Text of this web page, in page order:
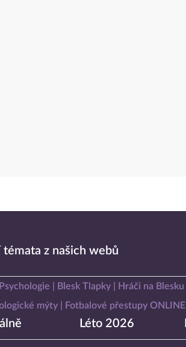
témata z našich webů
Blesk Tlapky Hráči na Blesku
mýty
Fotbalové přestupy ONLINE
Léto 2026